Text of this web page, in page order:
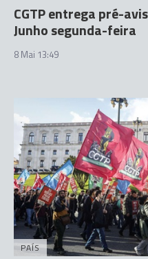
CGTP entrega pré-
Junho segunda-feira
8 Mai 13:49
PAÍS